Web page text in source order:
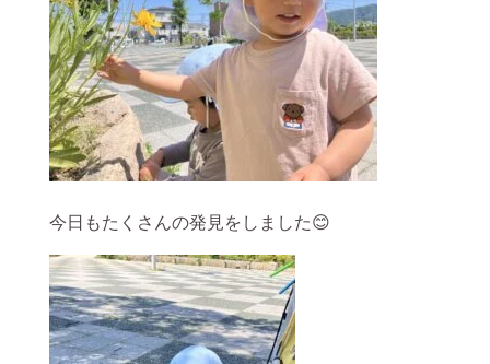
今日もたくさんの発見をしました😊